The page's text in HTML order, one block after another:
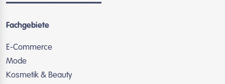
Fachgebiete
E-Commerce
Mode
Kosmetik & Beauty